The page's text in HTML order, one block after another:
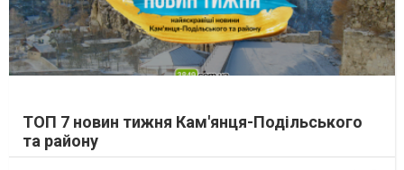
ТОП 7 новин тижня Кам'янця-Подільського
та району